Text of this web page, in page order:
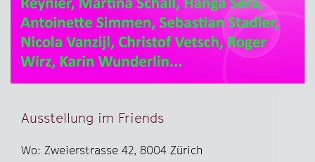
Ausstellung im Friends
Wo: Zweierstrasse 42, 8004 Zürich